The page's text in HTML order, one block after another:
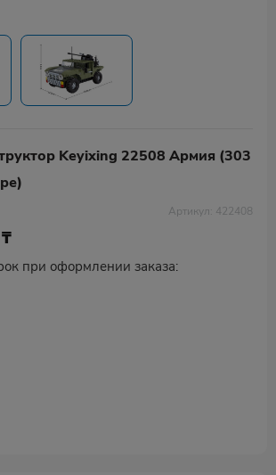
Keyixing 22508 Армия (303
Артикул: 422408
₸
при оформлении заказа: